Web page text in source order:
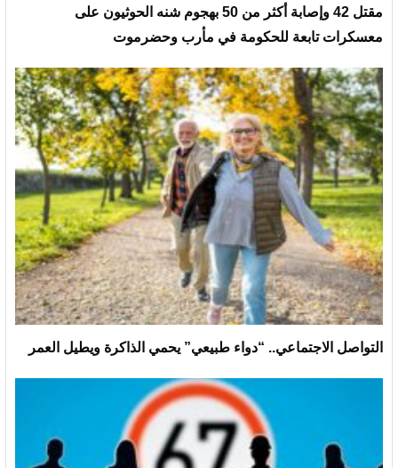
مقتل 42 وإصابة أكثر من 50 بهجوم شنه الحوثيون على
معسكرات تابعة للحكومة في مأرب وحضرموت
التواصل الاجتماعي.. “دواء طبيعي” يحمي الذاكرة ويطيل العمر